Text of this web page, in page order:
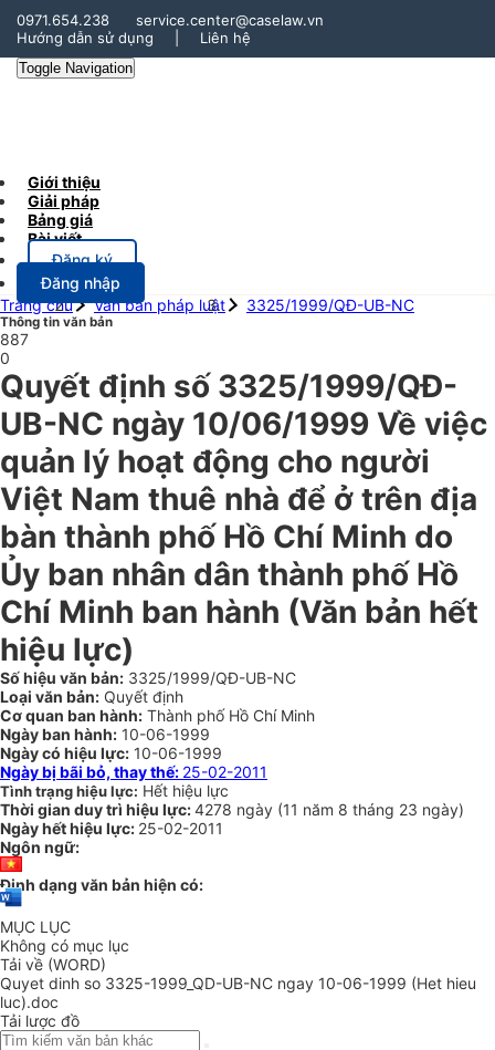
0971.654.238
service.center@caselaw.vn
Hướng dẫn sử dụng
Liên hệ
Toggle Navigation
Giới thiệu
Giải pháp
Bảng giá
Bài viết
Đăng ký
Đăng nhập
Trang chủ
Văn bản pháp luật 3325/1999/QĐ-UB-NC
Thông tin văn bản
887
0
Quyết định số 3325/1999/QĐ-
UB-NC ngày 10/06/1999 Về việc
quản lý hoạt động cho người
Việt Nam thuê nhà để ở trên địa
bàn thành phố Hồ Chí Minh do
Ủy ban nhân dân thành phố Hồ
Chí Minh ban hành (Văn bản hết
hiệu lực)
Số hiệu văn bản: 3325/1999/QĐ-UB-NC
Loại văn bản: Quyết định
Cơ quan ban hành: Thành phố Hồ Chí Minh
Ngày ban hành: 10-06-1999
Ngày có hiệu lực: 10-06-1999
Ngày bị bãi bỏ, thay thế: 25-02-2011
Tình trạng hiệu lực: Hết hiệu lực
Thời gian duy trì hiệu lực:4278 ngày (11 năm 8 tháng 23 ngày)
Ngày hết hiệu lực: 25-02-2011
Ngôn ngữ:
Định dạng văn bản hiện có:
MỤC LỤC
Không có mục lục
Tải về (WORD)
Quyet dinh so 3325-1999_QD-UB-NC ngay 10-06-1999 (Het hieu
luc).doc
Tải lược đồ